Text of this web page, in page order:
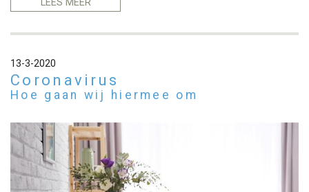
13-3-2020
Coronavirus
Hoe gaan wij hiermee om